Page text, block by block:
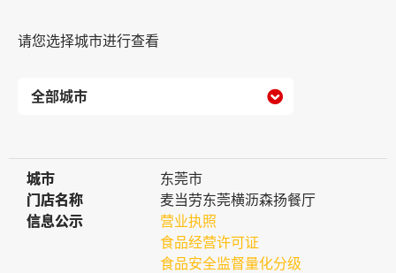
请您选择城市进行查看

城市
城市
东莞市
门店名称
门店名称
麦当劳东莞横沥森扬餐厅
信息公示
信息公示
营业执照
食品经营许可证
食品安全监督量化分级